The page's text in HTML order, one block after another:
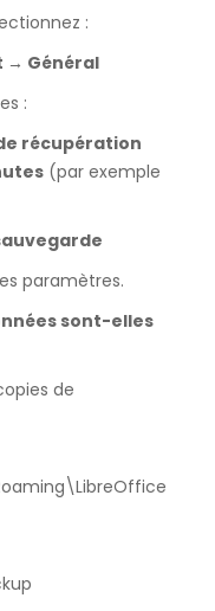
:
→ Général
:
récupération
(par exemple
paramètres.
sont-elles
de